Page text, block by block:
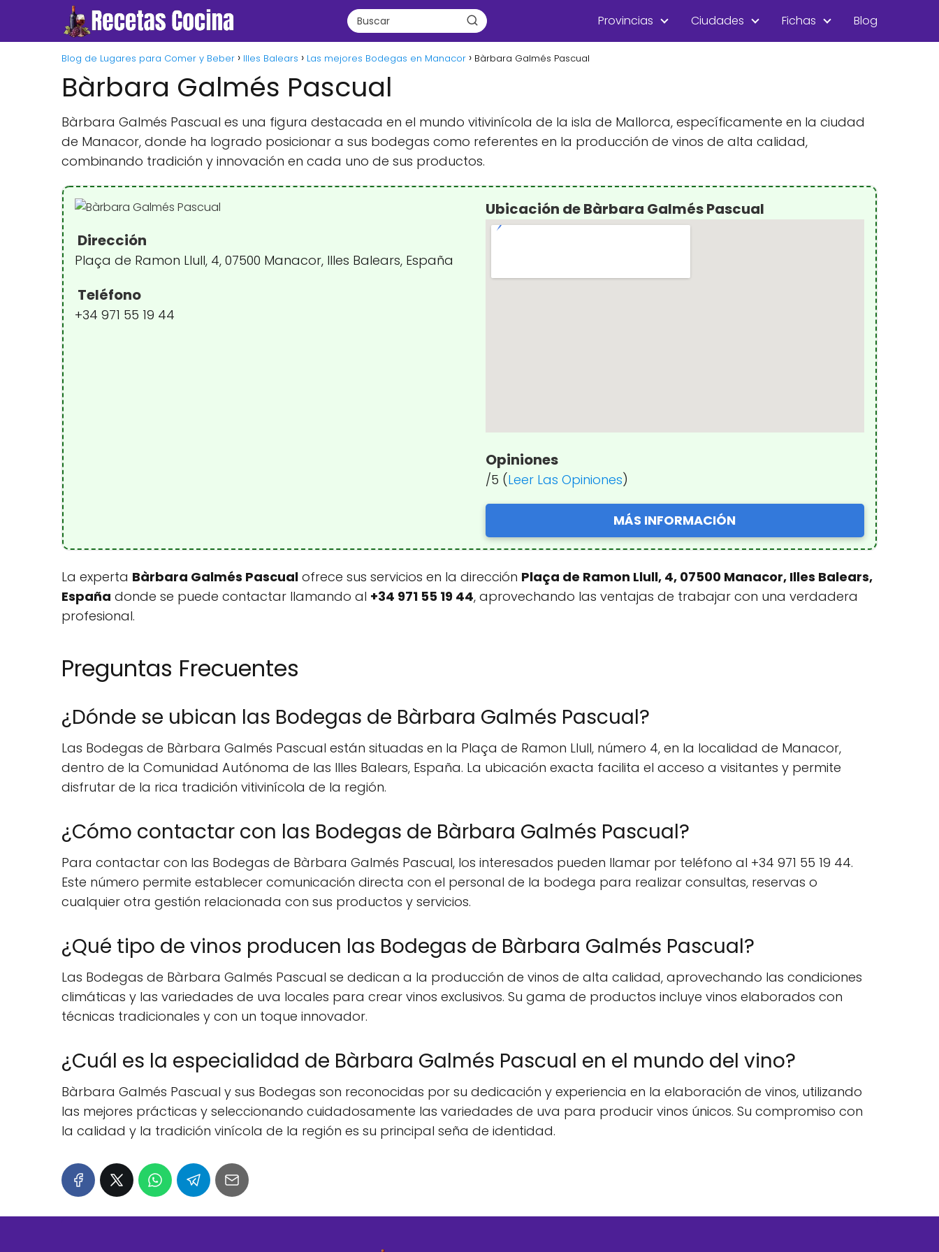
Provincias Ciudades Fichas Blog
Blog de Lugares para Comer y Beber Illes Balears Las mejores Bodegas en Manacor Bàrbara Galmés Pascual
Bàrbara Galmés Pascual
Bàrbara Galmés Pascual es una figura destacada en el mundo vitivinícola de la isla de Mallorca, específicamente en la ciudad
de Manacor, donde ha logrado posicionar a sus bodegas como referentes en la producción de vinos de alta calidad,
combinando tradición y innovación en cada uno de sus productos.
Dirección
Plaça de Ramon Llull, 4, 07500 Manacor, Illes Balears, España
Teléfono
+34 971 55 19 44
Ubicación de Bàrbara Galmés Pascual
Opiniones
/5 (Leer Las Opiniones)
MÁS INFORMACIÓN
La experta Bàrbara Galmés Pascual ofrece sus servicios en la dirección Plaça de Ramon Llull, 4, 07500 Manacor, Illes Balears,
España donde se puede contactar llamando al +34 971 55 19 44, aprovechando las ventajas de trabajar con una verdadera
profesional.
Preguntas Frecuentes
¿Dónde se ubican las Bodegas de Bàrbara Galmés Pascual?
Las Bodegas de Bàrbara Galmés Pascual están situadas en la Plaça de Ramon Llull, número 4, en la localidad de Manacor,
dentro de la Comunidad Autónoma de las Illes Balears, España. La ubicación exacta facilita el acceso a visitantes y permite
disfrutar de la rica tradición vitivinícola de la región.
¿Cómo contactar con las Bodegas de Bàrbara Galmés Pascual?
Para contactar con las Bodegas de Bàrbara Galmés Pascual, los interesados pueden llamar por teléfono al +34 971 55 19 44.
Este número permite establecer comunicación directa con el personal de la bodega para realizar consultas, reservas o
cualquier otra gestión relacionada con sus productos y servicios.
¿Qué tipo de vinos producen las Bodegas de Bàrbara Galmés Pascual?
Las Bodegas de Bàrbara Galmés Pascual se dedican a la producción de vinos de alta calidad, aprovechando las condiciones
climáticas y las variedades de uva locales para crear vinos exclusivos. Su gama de productos incluye vinos elaborados con
técnicas tradicionales y con un toque innovador.
¿Cuál es la especialidad de Bàrbara Galmés Pascual en el mundo del vino?
Bàrbara Galmés Pascual y sus Bodegas son reconocidas por su dedicación y experiencia en la elaboración de vinos, utilizando
las mejores prácticas y seleccionando cuidadosamente las variedades de uva para producir vinos únicos. Su compromiso con
la calidad y la tradición vinícola de la región es su principal seña de identidad.